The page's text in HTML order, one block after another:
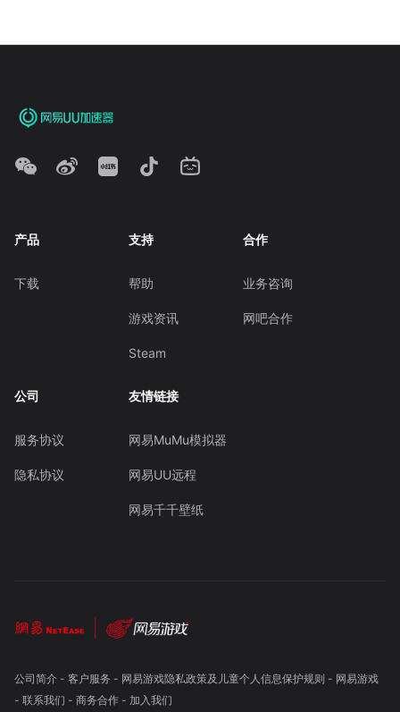
产品
下载
支持
帮助
游戏资讯
Steam
合作
业务咨询
网吧合作
公司
服务协议
隐私协议
友情链接
网易MuMu模拟器
网易UU远程
网易千千壁纸
公司简介- 客户服务 - 网易游戏隐私政策及儿童个人信息保护规则 - 网易游戏
- 联系我们 - 商务合作- 加入我们